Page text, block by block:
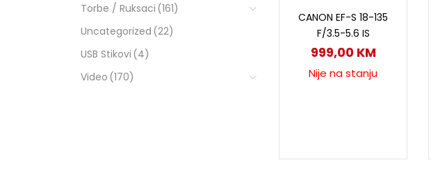
CANON EF-S 18-135
F/3.5-5.6 IS
999,00 KM
Nije na stanju
Torbe / Ruksaci (161)
Uncategorized (22)
USB Stikovi (4)
Video (170)